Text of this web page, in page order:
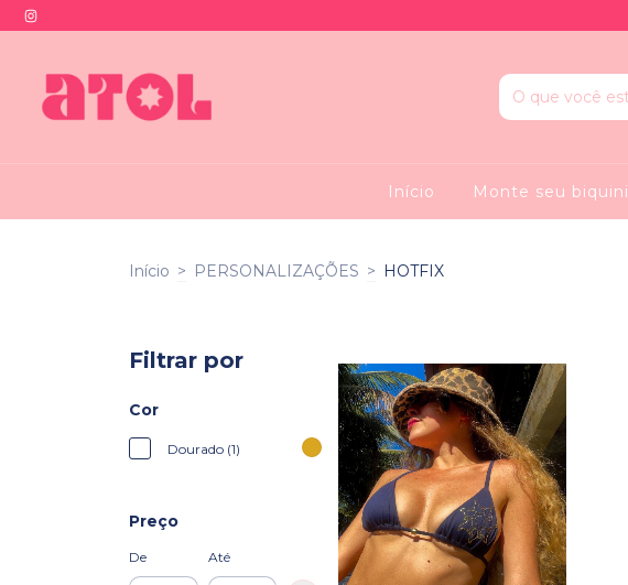
Início Monte seu biquini
Início > PERSONALIZAÇÕES > HOTFIX
Filtrar por
Cor
Dourado (1)
Preço
De Até